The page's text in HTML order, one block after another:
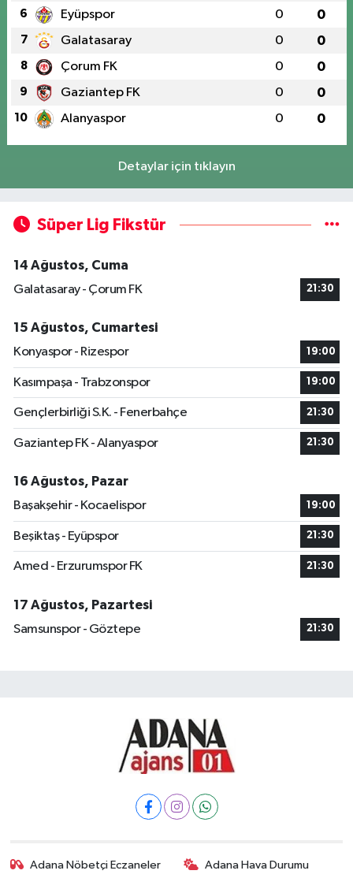
6 Eyüpspor 0 0
7 Galatasaray 0 0
8 Çorum FK 0 0
9 Gaziantep FK 0 0
10 Alanyaspor 0 0
Detaylar için tıklayın
Süper Lig Fikstür
14 Ağustos, Cuma
Galatasaray - Çorum FK
21:30
15 Ağustos, Cumartesi
Konyaspor - Rizespor
19:00
Kasımpaşa - Trabzonspor 19:00
Gençlerbirliği S.K. - Fenerbahçe 21:30
Gaziantep FK - Alanyaspor 21:30
16 Ağustos, Pazar
Başakşehir - Kocaelispor
19:00
Beşiktaş - Eyüpspor 21:30
Amed - Erzurumspor FK 21:30
17 Ağustos, Pazartesi
Samsunspor - Göztepe
21:30
Adana Nöbetçi Eczaneler Adana Hava Durumu